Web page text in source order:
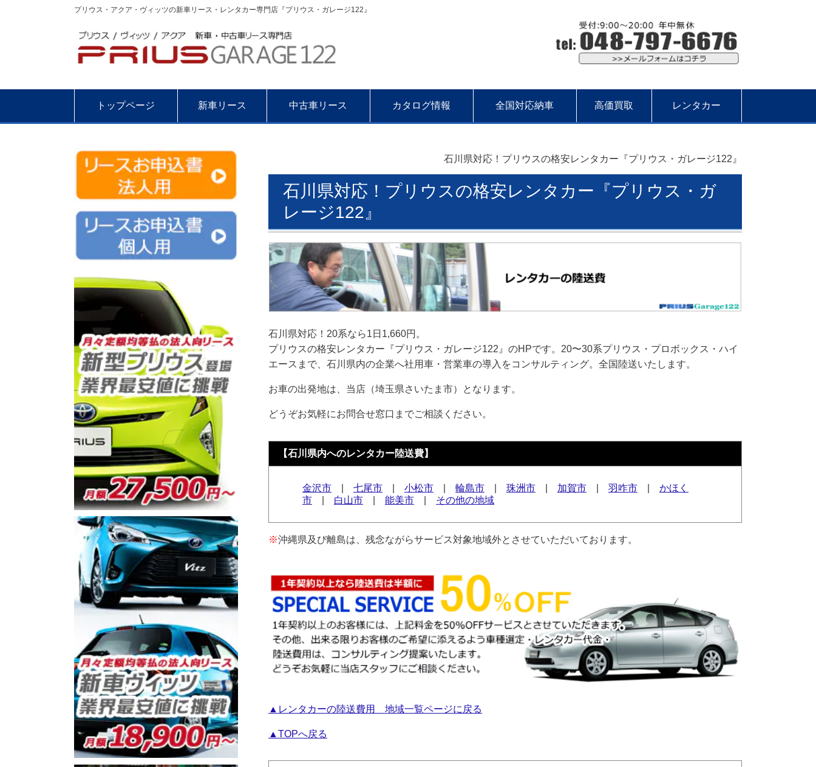
プリウス・アクア・ヴィッツの新車リース・レンタカー専門店『プリウス・ガレージ122』
トップページ 新車リース 中古車リース カタログ情報 全国対応納車 高価買取 レンタカー
石川県対応！プリウスの格安レンタカー『プリウス・ガレージ122』
石川県対応！プリウスの格安レンタカー『プリウス・ガ
レージ122』
石川県対応！20系なら1日1,660円。
プリウスの格安レンタカー『プリウス・ガレージ122』のHPです。20〜30系プリウス・プロボックス・ハイ
エースまで、石川県内の企業へ社用車・営業車の導入をコンサルティング。全国陸送いたします。
お車の出発地は、当店（埼玉県さいたま市）となります。
どうぞお気軽にお問合せ窓口までご相談ください。
【石川県内へのレンタカー陸送費】
金沢市 七尾市 小松市 輪島市 珠洲市 加賀市 羽咋市
かほく
市
白山市 能美市 その他の地域
※沖縄県及び離島は、残念ながらサービス対象地域外とさせていただいております。
▲レンタカーの陸送費用 地域一覧ページに戻る
▲TOPへ戻る